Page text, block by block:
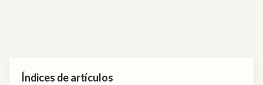
Índices de artículos